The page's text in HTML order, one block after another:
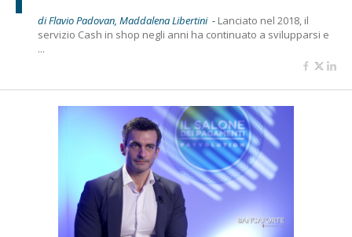
di Flavio Padovan, Maddalena Libertini - Lanciato nel 2018, il
servizio Cash in shop negli anni ha continuato a svilupparsi e
...